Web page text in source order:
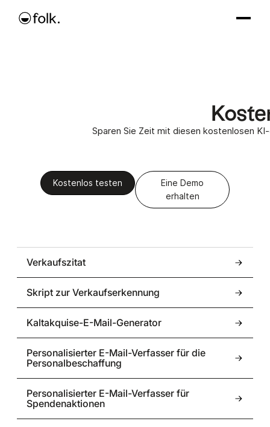
Sparen Sie Zeit mit diesen kostenlosen
Kostenlos testen
Eine Demo
erhalten
Verkaufszitat
Skript zur Verkaufserkennung
Kaltakquise-E-Mail-Generator
Personalisierter E-Mail-Verfasser für die
Personalbeschaffung
Personalisierter E-Mail-Verfasser für
Spendenaktionen